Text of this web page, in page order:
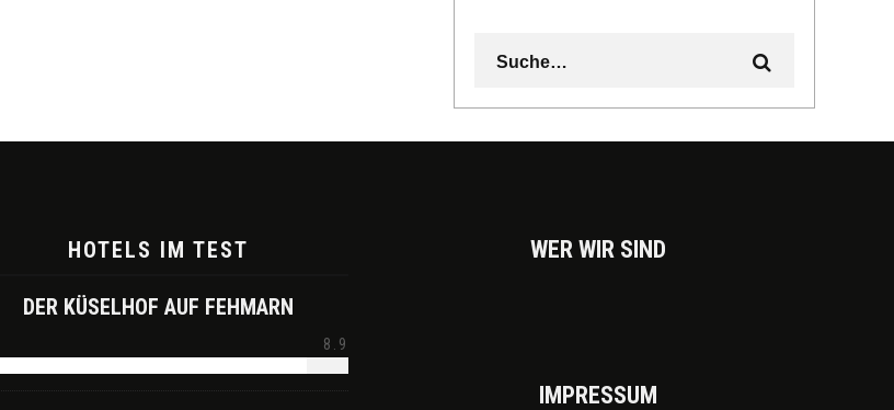
HOTELS IM TEST
DER KÜSELHOF AUF FEHMARN
8.9
WER WIR SIND
IMPRES­SUM